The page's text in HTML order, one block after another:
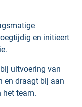
en initieert
uitvoering van
en draagt bij aan
het team.